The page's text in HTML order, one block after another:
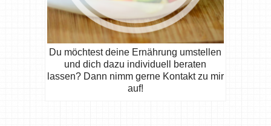
Du möchtest deine Ernährung umstellen
und dich dazu individuell beraten
lassen? Dann nimm gerne Kontakt zu mir
auf!